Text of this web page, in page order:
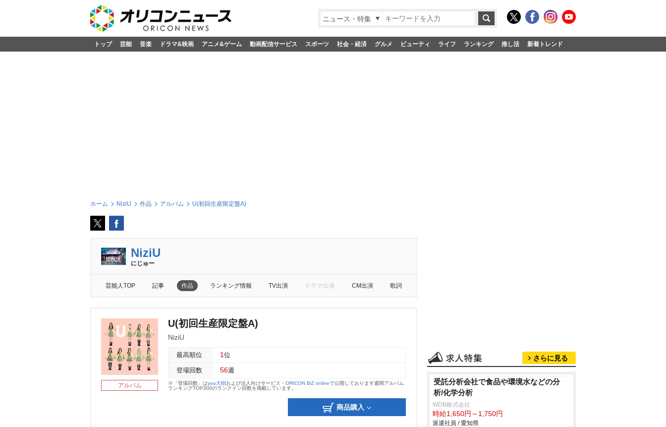
ニュース・特集
トップ 芸能 音楽 ドラマ&映画 アニメ&ゲーム 動画配信サービス スポーツ 社会・経済 グルメ ビューティ ライフ ランキング 推し活 新着トレンド
ホーム NiziU 作品 アルバム U(初回生産限定盤A)
NiziU
にじゅー
芸能人TOP 記事 作品 ランキング情報 TV出演 ドラマ出演 CM出演 歌詞
アルバム
U(初回生産限定盤A)
NiziU
最高順位 1 位
登場回数 56週
※「登場回数」はyou大樹および法人向けサービス・ ORICON BiZ onlineで公開しております週間アルバム
ランキングTOP300のランクイン回数を掲載しています。
商品購入
さらに見る
受託分析会社で食品や環境水などの分
析/化学分析
WDB株式会社
時給1,650円～1,750円
派遣社員 / 愛知県